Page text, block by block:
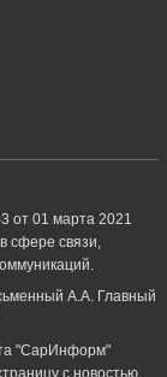
от 01 марта 2021
сфере связи,
А.А. Главный
"СарИнформ"
с новостью.